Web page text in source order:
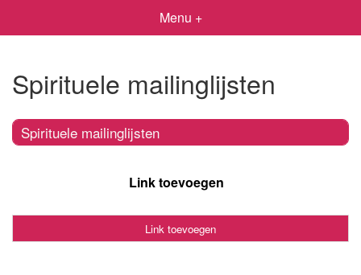
Menu +
Spirituele mailinglijsten
Spirituele mailinglijsten
Link toevoegen
Link toevoegen